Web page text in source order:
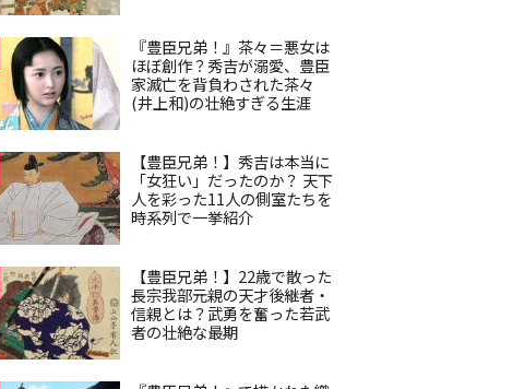
『豊臣兄弟！』茶々＝悪女は
ほぼ創作？秀吉が溺愛、豊臣
家滅亡を背負わされた茶々
(井上和)の壮絶すぎる生涯
【豊臣兄弟！】秀吉は本当に
「女狂い」だったのか？ 天下
人を彩った11人の側室たちを
時系列で一挙紹介
【豊臣兄弟！】22歳で散った
長宗我部元親の天才後継者・
信親とは？武勇を奮った若武
者の壮絶な最期